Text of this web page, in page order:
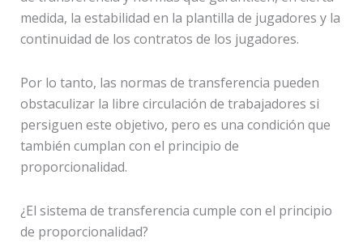
medida, la estabilidad en la plantilla de jugadores y la
continuidad de los contratos de los jugadores.
Por lo tanto, las normas de transferencia pueden
obstaculizar la libre circulación de trabajadores si
persiguen este objetivo, pero es una condición que
también cumplan con el principio de
proporcionalidad.
¿El sistema de transferencia cumple con el principio
de proporcionalidad?